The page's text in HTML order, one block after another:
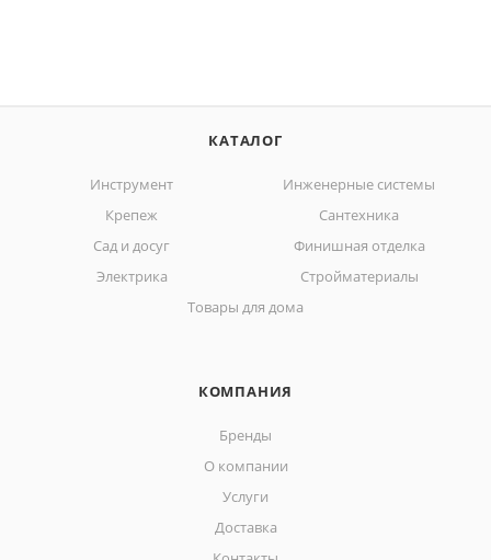
КАТАЛОГ
Инструмент
Инженерные системы
Крепеж
Сантехника
Сад и досуг
Финишная отделка
Электрика
Стройматериалы
Товары для дома
КОМПАНИЯ
Бренды
О компании
Услуги
Доставка